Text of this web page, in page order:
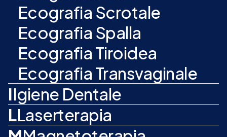
Ecografia Scrotale
Ecografia Spalla
Ecografia Tiroidea
Ecografia Transvaginale
IIgiene Dentale
LLaserterapia